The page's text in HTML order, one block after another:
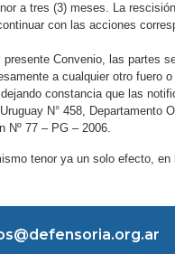
a tres (3) meses. La
con las acciones
Convenio, las partes
a cualquier otro fuero
constancia que las
N° 458, Departamento
Nº 77 – PG – 2006.
tenor ya un solo efecto,